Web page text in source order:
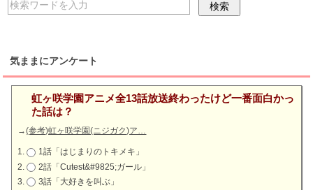
気ままにアンケート
虹ヶ咲学園アニメ全13話放送終わったけど一番面白かっ
た話は？
→(参考)虹ヶ咲学園(ニジガク)ア…
1話「はじまりのトキメキ」
2話「Cutest&#9825;ガール」
3話「大好きを叫ぶ」